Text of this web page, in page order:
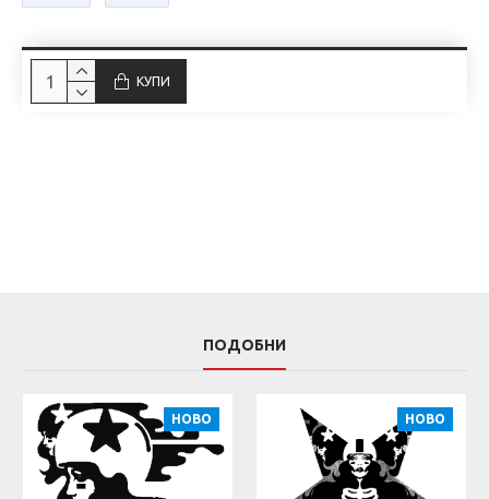
КУПИ
ПОДОБНИ
НОВО НОВО